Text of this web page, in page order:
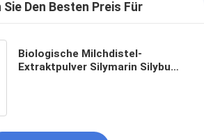
Sie Den Besten Preis Für
Biologische Milchdistel-
Extraktpulver Silymarin Silybum